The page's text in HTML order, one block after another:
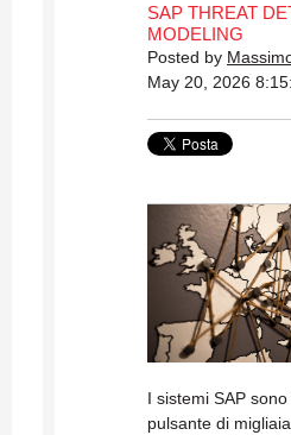
SAP THREAT
MODELING
Posted by
May 20, 2026
I sistemi SAP
pulsante di